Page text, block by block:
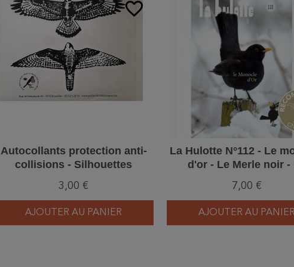
favorite_border
Autocollants protection anti-
collisions - Silhouettes
rapaces
3,00 €
AJOUTER AU PANIER
La Hulotte N°112 - Le
d'or - Le Merle noir -
Moineau domestique
7,00 €
AJOUTER AU PANIER